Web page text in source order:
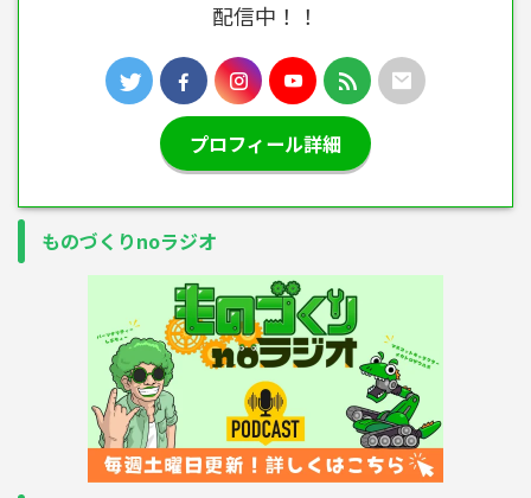
配信中！！
プロフィール詳細
ものづくりnoラジオ